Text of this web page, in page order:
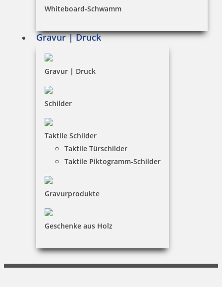
Whiteboard-Schwamm
Gravur | Druck
Gravur | Druck
Schilder
Taktile Schilder
Taktile Türschilder
Taktile Piktogramm-Schilder
Gravurprodukte
Geschenke aus Holz
Widerruf
Barrierefreiheit
Vertrag widerrufen
Mein Konto
KONTAKT
Digital Production & Service
Daniel Peter Staude
09332 590041